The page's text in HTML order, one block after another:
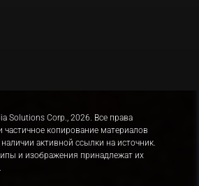
Solutions Corp., 2026. Все права
копирование материалов
активной ссылки на источник.
и изображения принадлежат их